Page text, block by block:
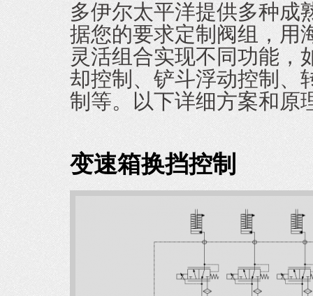
多伊尔太平洋提供多种成
据您的要求定制阀组，用
灵活组合实现不同功能，
却控制、铲斗浮动控制、
制等。以下详细方案和原
变速箱换挡控制